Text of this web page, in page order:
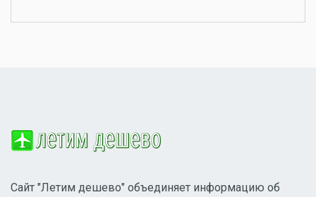
Сайт "Летим дешево" объединяет информацию об